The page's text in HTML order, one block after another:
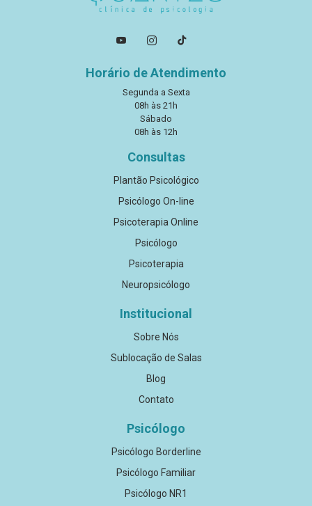
Horário de Atendimento
Segunda a Sexta
08h às 21h
Sábado
08h às 12h
Consultas
Plantão Psicológico
Psicólogo On-line
Psicoterapia Online
Psicólogo
Psicoterapia
Neuropsicólogo
Institucional
Sobre Nós
Sublocação de Salas
Blog
Contato
Psicólogo
Psicólogo Borderline
Psicólogo Familiar
Psicólogo NR1